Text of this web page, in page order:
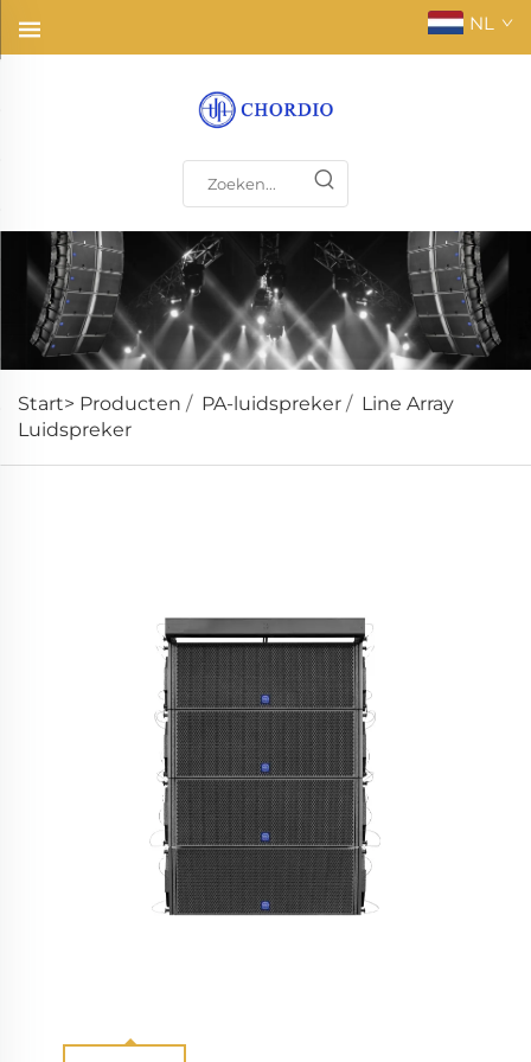
NL
Start> Producten / PA-luidspreker / Line Array
Luidspreker